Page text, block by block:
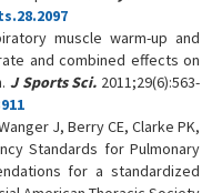
muscle warm-up and
and combined effects on
J Sports Sci. 2011;29(6):563-
J, Berry CE, Clarke PK,
Standards for Pulmonary
for a standardized